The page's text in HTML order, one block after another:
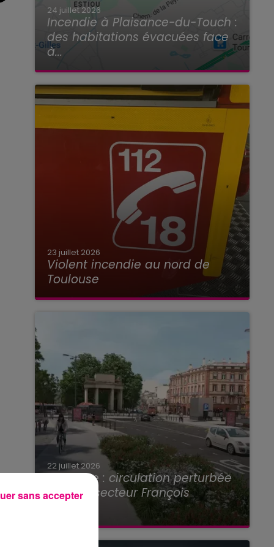
24 juillet 2026
Incendie à Plaisance-du-Touch :
des habitations évacuées face
à...
23 juillet 2026
Violent incendie au nord de
Toulouse
22 juillet 2026
Toulouse : circulation perturbée
dans le secteur François
sans accepter